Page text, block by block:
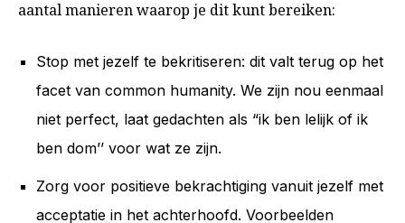
aantal manieren waarop je dit kunt bereiken:
Stop met jezelf te bekritiseren: dit valt terug op het
facet van common humanity. We zijn nou eenmaal
niet perfect, laat gedachten als “ik ben lelijk of ik
ben dom’’ voor wat ze zijn.
Zorg voor positieve bekrachtiging vanuit jezelf met
acceptatie in het achterhoofd. Voorbeelden